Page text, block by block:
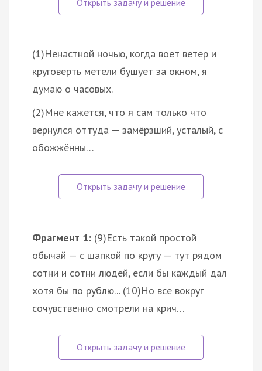
(1)Ненастной ночью, когда воет ветер и
круговерть метели бушует за окном, я
думаю о часовых.
(2)Мне кажется, что я сам только что
вернулся оттуда — замёрзший, усталый, с
обожжённы…
Фрагмент 1: (9)Есть такой простой
обычай — с шапкой по кругу — тут рядом
сотни и сотни людей, если бы каждый дал
хотя бы по рублю... (10)Но все вокруг
сочувственно смотрели на крич…